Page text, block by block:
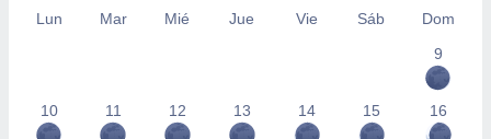
Lun Mar Mié Jue Vie Sáb
Dom
9
10 11 12 13 14 15 16